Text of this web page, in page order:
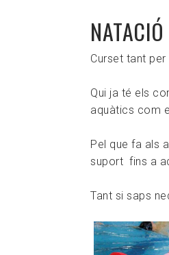
Curset tant
Qui ja té els
aquàtics com
Pel que fa als
suport fins a
Tant si saps